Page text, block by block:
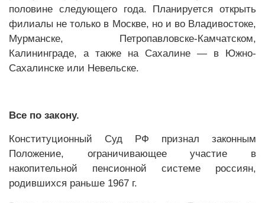
половине следующего года. Планируется открыть
филиалы не только в Москве, но и во Владивостоке,
Мурманске, Петропавловске-Камчатском,
Калининграде, а также на Сахалине — в Южно-
Сахалинске или Невельске.
Все по закону.
Конституционный Суд РФ признал законным
Положение, ограничивающее участие в
накопительной пенсионной системе россиян,
родившихся раньше 1967 г.